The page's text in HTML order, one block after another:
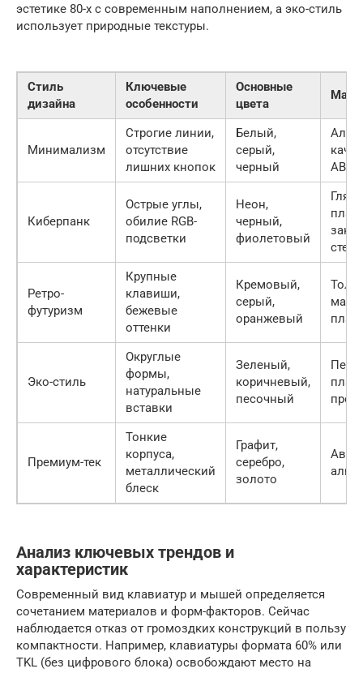
эстетике 80-х с современным наполнением, а эко-стиль
использует природные текстуры.
Стиль
дизайна
Ключевые
особенности
Основные
цвета
Минимализм
Строгие линии,
отсутствие
лишних кнопок
Белый,
серый,
черный
ABS-
Киберпанк
Острые углы,
обилие RGB-
подсветки
Неон,
черный,
фиолетовый
Ретро-
футуризм
Крупные
клавиши,
бежевые
оттенки
Кремовый,
серый,
оранжевый
Эко-стиль
Округлые
формы,
натуральные
вставки
Зеленый,
коричневый,
песочный
Премиум-тек
Тонкие
корпуса,
металлический
блеск
Графит,
серебро,
золото
Анализ ключевых трендов и
характеристик
Современный вид клавиатур и мышей определяется
сочетанием материалов и форм-факторов. Сейчас
наблюдается отказ от громоздких конструкций в пользу
компактности. Например, клавиатуры формата 60% или
TKL (без цифрового блока) освобождают место на